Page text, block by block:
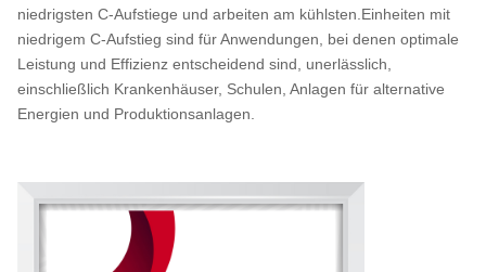
niedrigsten C-Aufstiege und arbeiten am kühlsten.Einheiten mit
niedrigem C-Aufstieg sind für Anwendungen, bei denen optimale
Leistung und Effizienz entscheidend sind, unerlässlich,
einschließlich Krankenhäuser, Schulen, Anlagen für alternative
Energien und Produktionsanlagen.